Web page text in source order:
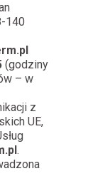
140
(godziny
– w
z
UE,
.